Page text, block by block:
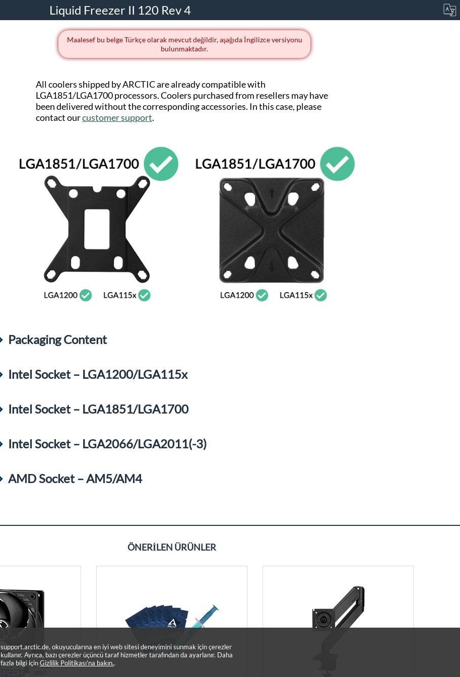
Liquid Freezer II 120 Rev 4
Maalesef bu belge Türkçe olarak mevcut değildir, aşağıda İngilizce versiyonu
bulunmaktadır.
All coolers shipped by ARCTIC are already compatible with
LGA1851/LGA1700 processors. Coolers purchased from resellers may have
been delivered without the corresponding accessories. In this case, please
contact ourcustomer support.
Packaging Content
Intel Socket – LGA1200/LGA115x
Intel Socket – LGA1851/LGA1700
Intel Socket – LGA2066/LGA2011(-3)
AMD Socket – AM5/AM4
ÖNERILEN ÜRÜNLER
support.arctic.de, okuyucularına en iyi web sitesi deneyimini sunmak için çerezler
kullanır. Ayrıca, bazı çerezler üçüncü taraf hizmetler tarafından da ayarlanır. Daha
fazla bilgi içinGizlilik Politikası'na bakın..